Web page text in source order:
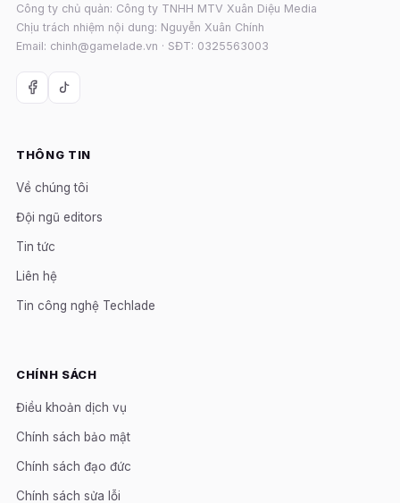
Công ty chủ quản: Công ty TNHH MTV Xuân Diệu Media
Chịu trách nhiệm nội dung: Nguyễn Xuân Chính
Email: chinh@gamelade.vn · SĐT: 0325563003
THÔNG TIN
Về chúng tôi
Đội ngũ editors
Tin tức
Liên hệ
Tin công nghệ Techlade
CHÍNH SÁCH
Điều khoản dịch vụ
Chính sách bảo mật
Chính sách đạo đức
Chính sách sửa lỗi